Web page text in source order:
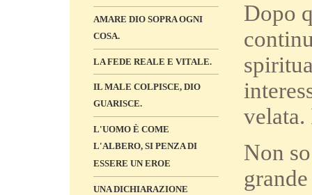
AMARE DIO SOPRA OGNI
COSA.
LA FEDE REALE E VITALE.
IL MALE COLPISCE, DIO
GUARISCE.
L'UOMO È COME
L'ALBERO, SI PENZA DI
ESSERE UN EROE
UNA DICHIARAZIONE
Dopo
velata.
Non